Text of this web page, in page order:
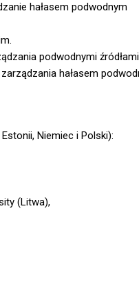
hałasem podwodnym
podwodnymi źródłami
hałasem
Niemiec i Polski):
(Litwa),